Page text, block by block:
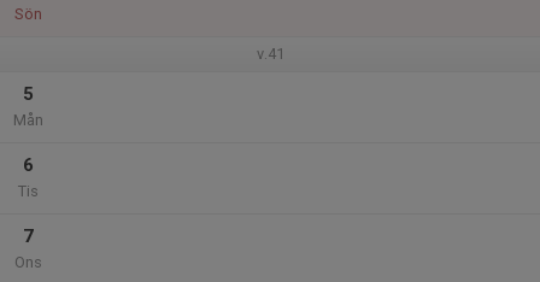
Sön
v.41
5
Mån
6
Tis
7
Ons